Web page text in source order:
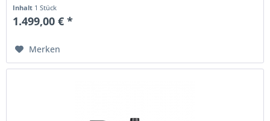
Inhalt 1 Stück
1.499,00 € *
Merken